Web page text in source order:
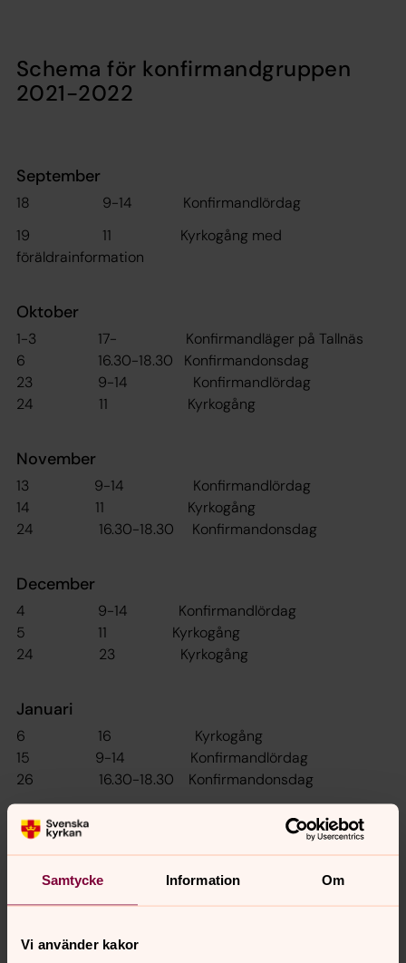
Samtycke Information Om
Vi använder kakor
Schema för konfirmandgruppen
2021-2022
September
18 9-14 Konfirmandlördag
19 11 Kyrkogång med
föräldrainformation
Oktober
1-3 17- Konfirmandläger på Tallnäs
6 16.30-18.30 Konfirmandonsdag
23 9-14 Konfirmandlördag
24 11 Kyrkogång
November
13 9-14 Konfirmandlördag
14 11 Kyrkogång
24 16.30-18.30 Konfirmandonsdag
December
4 9-14 Konfirmandlördag
5 11 Kyrkogång
24 23 Kyrkogång
Januari
6 16 Kyrkogång
15 9-14 Konfirmandlördag
26 16.30-18.30 Konfirmandonsdag
Februari
5 9-14 Konfirmandlördag
6 11 Kyrkogång
23 16.30-18.30 Konfirmandonsdag